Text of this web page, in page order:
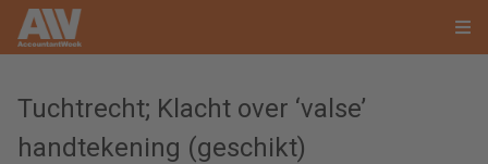
Tuchtrecht; Klacht over ‘valse’
handtekening (geschikt)